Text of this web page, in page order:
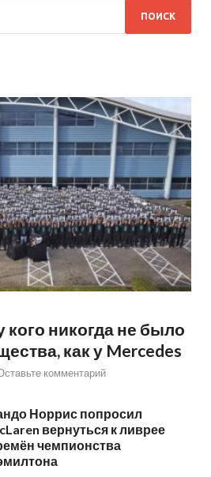
кого никогда не было
как у Mercedes
комментарий
Норрис попросил
вернуться к ливрее
чемпионства